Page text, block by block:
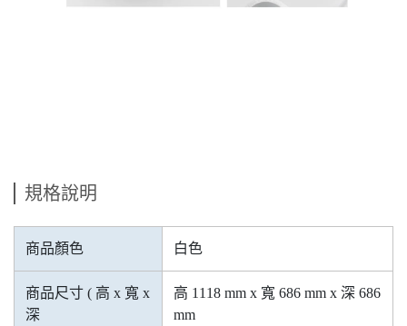
規格說明
商品顏色 白色
商品尺寸 ( 高 x 寬 x
深
高 1118 mm x 寬 686 mm x 深 686
mm